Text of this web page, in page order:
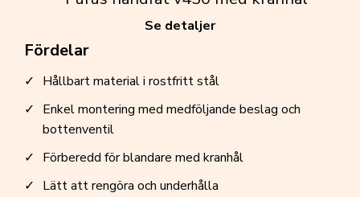
Fördelar
Hållbart material i rostfritt stål
Enkel montering med medföljande beslag och
bottenventil
Förberedd för blandare med kranhål
Lätt att rengöra och underhålla
Se detaljer